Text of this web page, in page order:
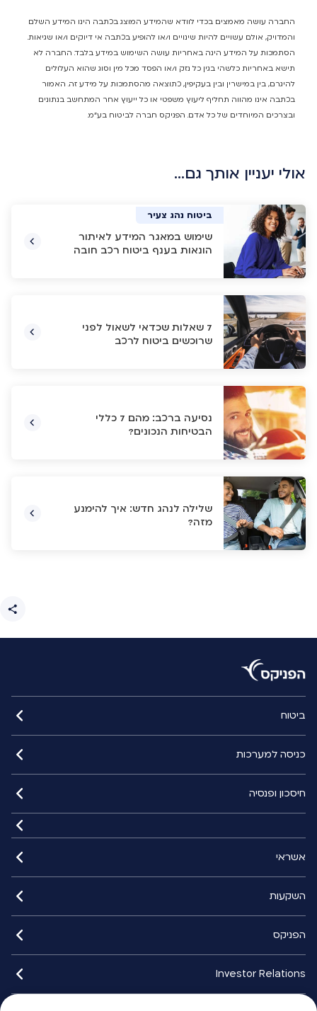
החברה עושה מאמצים בכדי לוודא שהמידע המוצג בכתבה הינו המידע השלם
והמדויק, אולם עשויים להיות שינויים ו/או להופיע בכתבה אי דיוקים ו/או שגיאות.
הסתמכות על המידע הינה באחריות עושה השימוש במידע בלבד. החברה לא
תישא באחריות כלשהי בגין כל נזק ו/או הפסד מכל מין וסוג שהוא העלולים
להיגרם, בין במישרין ובין בעקיפין, כתוצאה מהסתמכות על מידע זה. האמור
בכתבה אינו מהווה תחליף ליעוץ משפטי או כל ייעוץ אחר המתחשב בנתונים
ובצרכים המיוחדים של כל אדם. הפניקס חברה לביטוח בע"מ.
אולי יעניין אותך גם…
ביטוח חובה
שימוש במאגר המידע לאיתור
הונאות בענף ביטוח רכב חובה
ביטוח רכב
7 שאלות שכדאי לשאול לפני
שרוכשים ביטוח לרכב
ביטוח רכב
נסיעה ברכב: מהם 7 כללי
הבטיחות הנכונים?
ביטוח נהג צעיר
שלילה לנהג חדש: איך להימנע
מזה?
ביטוח
כניסה למערכות
חיסכון ופנסיה
אשראי
השקעות
הפניקס
Investor Relations